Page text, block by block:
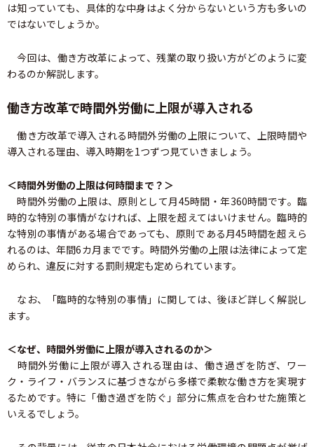
は知っていても、具体的な中身はよく分からないという方も多いの
ではないでしょうか。
今回は、働き方改革によって、残業の取り扱い方がどのように変
わるのか解説します。
働き方改革で時間外労働に上限が導入される
働き方改革で導入される時間外労働の上限について、上限時間や
導入される理由、導入時期を1つずつ見ていきましょう。
＜時間外労働の上限は何時間まで？＞
時間外労働の上限は、原則として月45時間・年360時間です。臨
時的な特別の事情がなければ、上限を超えてはいけません。臨時的
な特別の事情がある場合であっても、原則である月45時間を超えら
れるのは、年間6カ月までです。時間外労働の上限は法律によって定
められ、違反に対する罰則規定も定められています。
なお、「臨時的な特別の事情」に関しては、後ほど詳しく解説し
ます。
＜なぜ、時間外労働に上限が導入されるのか＞
時間外労働に上限が導入される理由は、働き過ぎを防ぎ、ワー
ク・ライフ・バランスに基づきながら多様で柔軟な働き方を実現す
るためです。特に「働き過ぎを防ぐ」部分に焦点を合わせた施策と
いえるでしょう。